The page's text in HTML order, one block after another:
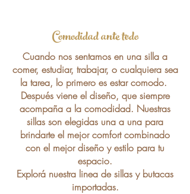
Comodidad ante todo
Cuando nos sentamos en una silla a
comer, estudiar, trabajar, o cualquiera sea
la tarea, lo primero es estar comodo.
Después viene el diseño, que siempre
acompaña a la comodidad. Nuestras
sillas son elegidas una a una para
brindarte el mejor comfort combinado
con el mejor diseño y estilo para tu
espacio.
Explorá nuestra linea de sillas y butacas
importadas.